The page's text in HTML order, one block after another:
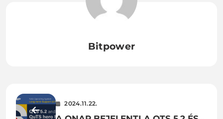
Bitpower
2024.11.22.